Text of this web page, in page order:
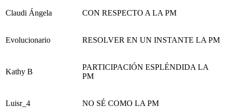
Claudi Ángela CON RESPECTO A LA PM
Evolucionario RESOLVER EN UN INSTANTE LA PM
Kathy B
PARTICIPACIÓN ESPLÉNDIDA LA
PM
Luisr_4 NO SÉ COMO LA PM